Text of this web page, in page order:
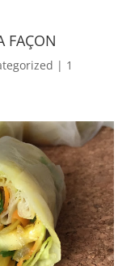
FAÇON
| 1